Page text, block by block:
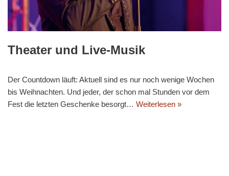
Theater und Live-Musik
Der Countdown läuft: Aktuell sind es nur noch wenige Wochen
bis Weihnachten. Und jeder, der schon mal Stunden vor dem
Fest die letzten Geschenke besorgt… Weiterlesen »